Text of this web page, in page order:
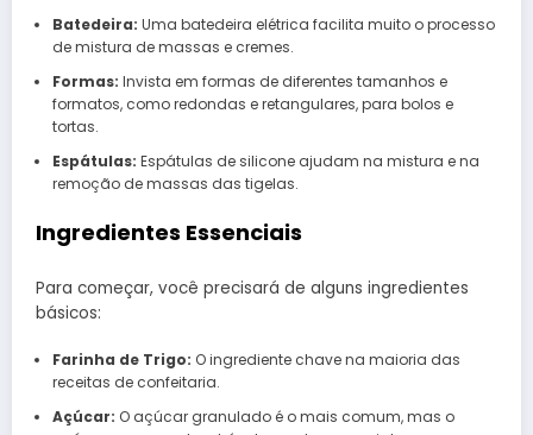
Batedeira: Uma batedeira elétrica facilita muito o processo
de mistura de massas e cremes.
Formas: Invista em formas de diferentes tamanhos e
formatos, como redondas e retangulares, para bolos e
tortas.
Espátulas: Espátulas de silicone ajudam na mistura e na
remoção de massas das tigelas.
Ingredientes Essenciais
Para começar, você precisará de alguns ingredientes
básicos:
Farinha de Trigo: O ingrediente chave na maioria das
receitas de confeitaria.
Açúcar: O açúcar granulado é o mais comum, mas o